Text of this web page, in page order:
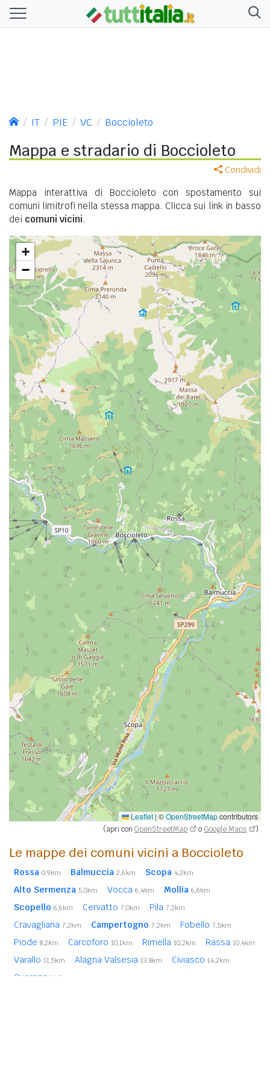
IT PIE VC Boccioleto
Mappa e stradario di Boccioleto
Condividi
Mappa interattiva di Boccioleto con spostamento sui
comuni limitrofi nella stessa mappa. Clicca sui link in basso
dei comuni vicini.
+
−
Leaflet | ©OpenStreetMapcontributors
(apri con OpenStreetMap o Google Maps )
Le mappe dei comuni vicini a Boccioleto
Rossa 0,9km Balmuccia 2,6km Scopa 4,2km
Alto Sermenza 5,0km Vocca 6,4km Mollia 6,6km
Scopello 6,6km Cervatto 7,0km Pila 7,2km
Cravagliana 7,2km Campertogno 7,2km Fobello 7,5km
Piode 8,2km Carcoforo 10,1km Rimella 10,2km Rassa 10,4km
Varallo 11,5km Alagna Valsesia 13,8km Civiasco 14,2km
Quarona 14,3km